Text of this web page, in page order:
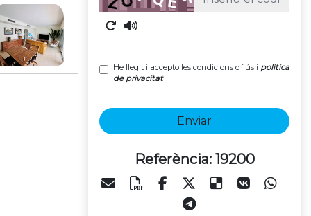
He llegit i accepto les condicions d´ús i política
de privacitat
Enviar
Referència: 19200